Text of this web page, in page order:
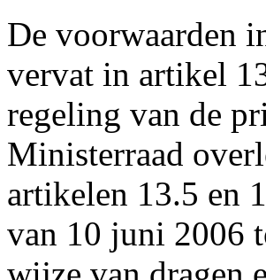
De voorwaarden
vervat in artikel
regeling van de
Ministerraad
artikelen 13.5 en
van 10 juni 2006